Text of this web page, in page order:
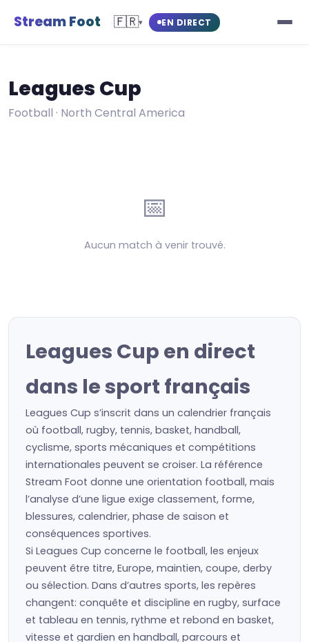
Stream Foot 🇫🇷▾ EN DIRECT
Leagues Cup
Football · North Central America
📅
Aucun match à venir trouvé.
Leagues Cup en direct
dans le sport français
Leagues Cup s’inscrit dans un calendrier français
où football, rugby, tennis, basket, handball,
cyclisme, sports mécaniques et compétitions
internationales peuvent se croiser. La référence
Stream Foot donne une orientation football, mais
l’analyse d’une ligue exige classement, forme,
blessures, calendrier, phase de saison et
conséquences sportives.
Si Leagues Cup concerne le football, les enjeux
peuvent être titre, Europe, maintien, coupe, derby
ou sélection. Dans d’autres sports, les repères
changent: conquête et discipline en rugby, surface
et tableau en tennis, rythme et rebond en basket,
vitesse et gardien en handball, parcours et